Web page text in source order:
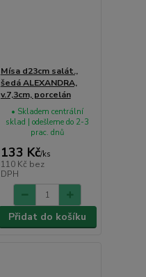
Mísa d23cm salát.,
šedá ALEXANDRA,
v.7,3cm, porcelán
133 Kč/ks
110 Kč bez
DPH
• Skladem centrální
sklad | odešleme do 2-3
prac. dnů
Přidat do košíku